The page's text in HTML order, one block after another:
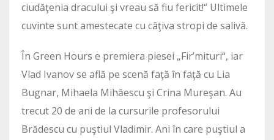
ciudăţenia dracului şi vreau să fiu fericit!“ Ultimele
cuvinte sunt amestecate cu câţiva stropi de salivă.
În Green Hours e premiera piesei „Fir’mituri“, iar
Vlad Ivanov se află pe scenă faţă în faţă cu Lia
Bugnar, Mihaela Mihăescu şi Crina Mureşan. Au
trecut 20 de ani de la cursurile profesorului
Brădescu cu puştiul Vladimir. Ani în care puştiul a